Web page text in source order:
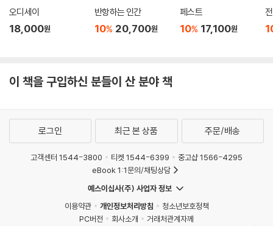
게 해주기를 바라는 것처럼 모든 사람을 대하는 것이 기독교란다. 상냥하
고 그 사실을 결코 자랑하지 않는 것, 또는 우리의 기도나 하나님에 대한 사
--- 「‘제11장’」중에서
오디세이
18,000원
반항하는 인간
10% 20,700원
페스트
10% 17,100원
이 책을 구입하신 분들이 산 분야 책
로그인 최근 본 상품 주문/배송
고객센터 1544-3800 티켓 1544-6399
중고샵 1566-4295
eBook 1:1문의/채팅상담
예스이십사(주) 사업자 정보
이용약관
개인정보처리방침
청소년보호정책
PC버전
회사소개 거래처관계자께